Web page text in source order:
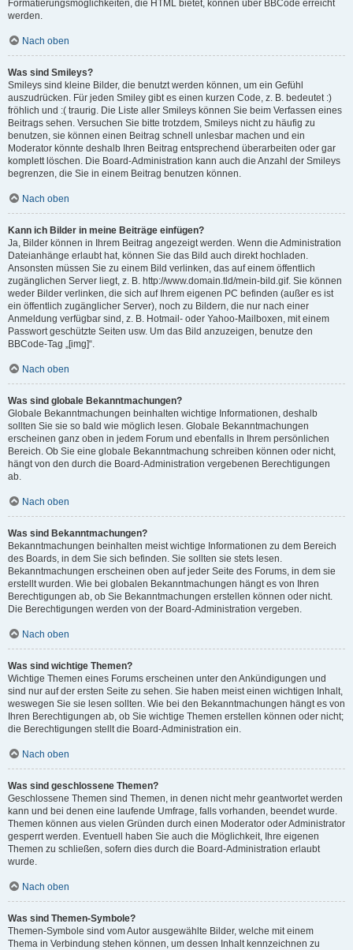
Formatierungsmöglichkeiten, die HTML bietet, können über BBCode erreicht
werden.
Nach oben
Was sind Smileys?
Smileys sind kleine Bilder, die benutzt werden können, um ein Gefühl
auszudrücken. Für jeden Smiley gibt es einen kurzen Code, z. B. bedeutet :)
fröhlich und :( traurig. Die Liste aller Smileys können Sie beim Verfassen eines
Beitrags sehen. Versuchen Sie bitte trotzdem, Smileys nicht zu häufig zu
benutzen, sie können einen Beitrag schnell unlesbar machen und ein
Moderator könnte deshalb Ihren Beitrag entsprechend überarbeiten oder gar
komplett löschen. Die Board-Administration kann auch die Anzahl der Smileys
begrenzen, die Sie in einem Beitrag benutzen können.
Nach oben
Kann ich Bilder in meine Beiträge einfügen?
Ja, Bilder können in Ihrem Beitrag angezeigt werden. Wenn die Administration
Dateianhänge erlaubt hat, können Sie das Bild auch direkt hochladen.
Ansonsten müssen Sie zu einem Bild verlinken, das auf einem öffentlich
zugänglichen Server liegt, z. B. http://www.domain.tld/mein-bild.gif. Sie können
weder Bilder verlinken, die sich auf Ihrem eigenen PC befinden (außer es ist
ein öffentlich zugänglicher Server), noch zu Bildern, die nur nach einer
Anmeldung verfügbar sind, z. B. Hotmail- oder Yahoo-Mailboxen, mit einem
Passwort geschützte Seiten usw. Um das Bild anzuzeigen, benutze den
BBCode-Tag „[img]“.
Nach oben
Was sind globale Bekanntmachungen?
Globale Bekanntmachungen beinhalten wichtige Informationen, deshalb
sollten Sie sie so bald wie möglich lesen. Globale Bekanntmachungen
erscheinen ganz oben in jedem Forum und ebenfalls in Ihrem persönlichen
Bereich. Ob Sie eine globale Bekanntmachung schreiben können oder nicht,
hängt von den durch die Board-Administration vergebenen Berechtigungen
ab.
Nach oben
Was sind Bekanntmachungen?
Bekanntmachungen beinhalten meist wichtige Informationen zu dem Bereich
des Boards, in dem Sie sich befinden. Sie sollten sie stets lesen.
Bekanntmachungen erscheinen oben auf jeder Seite des Forums, in dem sie
erstellt wurden. Wie bei globalen Bekanntmachungen hängt es von Ihren
Berechtigungen ab, ob Sie Bekanntmachungen erstellen können oder nicht.
Die Berechtigungen werden von der Board-Administration vergeben.
Nach oben
Was sind wichtige Themen?
Wichtige Themen eines Forums erscheinen unter den Ankündigungen und
sind nur auf der ersten Seite zu sehen. Sie haben meist einen wichtigen Inhalt,
weswegen Sie sie lesen sollten. Wie bei den Bekanntmachungen hängt es von
Ihren Berechtigungen ab, ob Sie wichtige Themen erstellen können oder nicht;
die Berechtigungen stellt die Board-Administration ein.
Nach oben
Was sind geschlossene Themen?
Geschlossene Themen sind Themen, in denen nicht mehr geantwortet werden
kann und bei denen eine laufende Umfrage, falls vorhanden, beendet wurde.
Themen können aus vielen Gründen durch einen Moderator oder Administrator
gesperrt werden. Eventuell haben Sie auch die Möglichkeit, Ihre eigenen
Themen zu schließen, sofern dies durch die Board-Administration erlaubt
wurde.
Nach oben
Was sind Themen-Symbole?
Themen-Symbole sind vom Autor ausgewählte Bilder, welche mit einem
Thema in Verbindung stehen können, um dessen Inhalt kennzeichnen zu